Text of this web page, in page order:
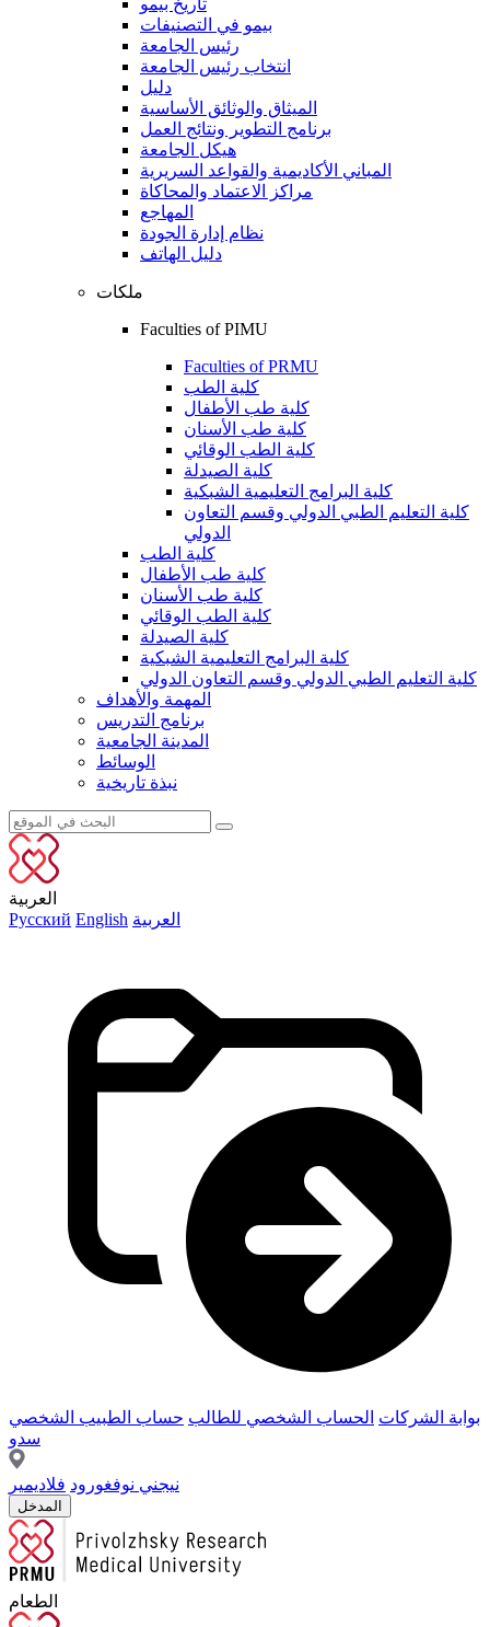
تاريخ بيمو
بيمو في التصنيفات
رئيس الجامعة
انتخاب رئيس الجامعة
دليل
الميثاق والوثائق الأساسية
برنامج التطوير ونتائج العمل
هيكل الجامعة
المباني الأكاديمية والقواعد السريرية
مراكز الاعتماد والمحاكاة
المهاجع
نظام إدارة الجودة
دليل الهاتف
ملكات
Faculties of PIMU
Faculties of PRMU
كلية الطب
كلية طب الأطفال
كلية طب الأسنان
كلية الطب الوقائي
كلية الصيدلة
كلية البرامج التعليمية الشبكية
كلية التعليم الطبي الدولي وقسم التعاون
الدولي
كلية الطب
كلية طب الأطفال
كلية طب الأسنان
كلية الطب الوقائي
كلية الصيدلة
كلية البرامج التعليمية الشبكية
كلية التعليم الطبي الدولي وقسم التعاون الدولي
المهمة والأهداف
برنامج التدريس
المدينة الجامعية
الوسائط
نبذة تاريخية
العربية
Русский English العربية
بوابة الشركات الحساب الشخصي للطالب حساب الطبيب الشخصي
سدو
نيجني نوفغورود فلاديمير
المدخل
الطعام